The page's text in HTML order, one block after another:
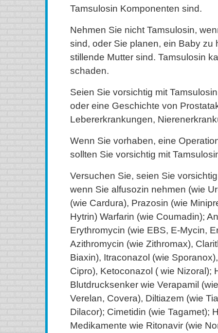
Tamsulosin Komponenten sind.
Nehmen Sie nicht Tamsulosin,
sind, oder Sie planen, ein Baby zu
stillende Mutter sind. Tamsulosin
schaden.
Seien Sie vorsichtig mit
oder eine Geschichte von
Lebererkrankungen,
Wenn Sie vorhaben, eine
sollten Sie vorsichtig mit
Versuchen Sie, seien Sie
wenn Sie alfusozin nehmen (wie
(wie Cardura), Prazosin (wie
Hytrin) Warfarin (wie Coumadin);
Erythromycin (wie EBS, E-Mycin,
Azithromycin (wie Zithromax),
Biaxin), Itraconazol (wie
Cipro), Ketoconazol ( wie Nizoral);
Blutdrucksenker wie Verapamil
Verelan, Covera), Diltiazem (wie
Dilacor); Cimetidin (wie Tagamet);
Medikamente wie Ritonavir (wie